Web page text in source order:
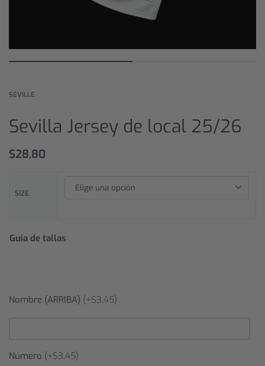
SÉVILLE
Sevilla Jersey de local 25/26
$28,80
SIZE
Guia de tallas
Nombre (ARRIBA) (+$3,45)
Número (+$3,45)